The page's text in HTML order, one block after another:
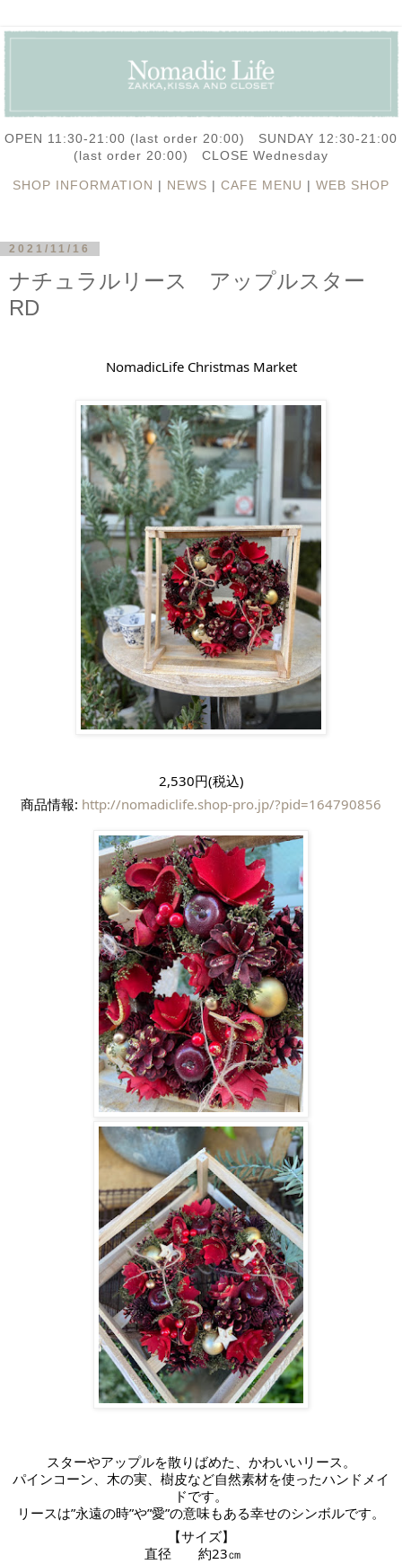
OPEN 11:30-21:00 (last order 20:00) SUNDAY 12:30-21:00
(last order 20:00) CLOSE Wednesday
SHOP INFORMATION | NEWS | CAFE MENU | WEB SHOP
2021/11/16
ナチュラルリース アップルスター
RD
NomadicLife Christmas Market
2,530円(税込)
商品情報: http://nomadiclife.shop-pro.jp/?pid=164790856
スターやアップルを散りばめた、かわいいリース。
パインコーン、木の実、樹皮など自然素材を使ったハンドメイ
ドです。
リースは”永遠の時”や”愛”の意味もある幸せのシンボルです。
【サイズ】
直径　　約23㎝